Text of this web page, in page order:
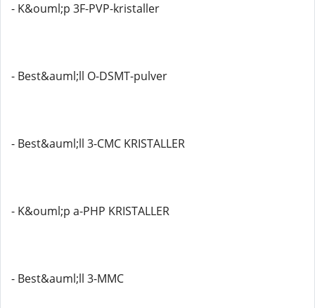
- K&ouml;p 3F-PVP-kristaller
- Best&auml;ll O-DSMT-pulver
- Best&auml;ll 3-CMC KRISTALLER
- K&ouml;p a-PHP KRISTALLER
- Best&auml;ll 3-MMC